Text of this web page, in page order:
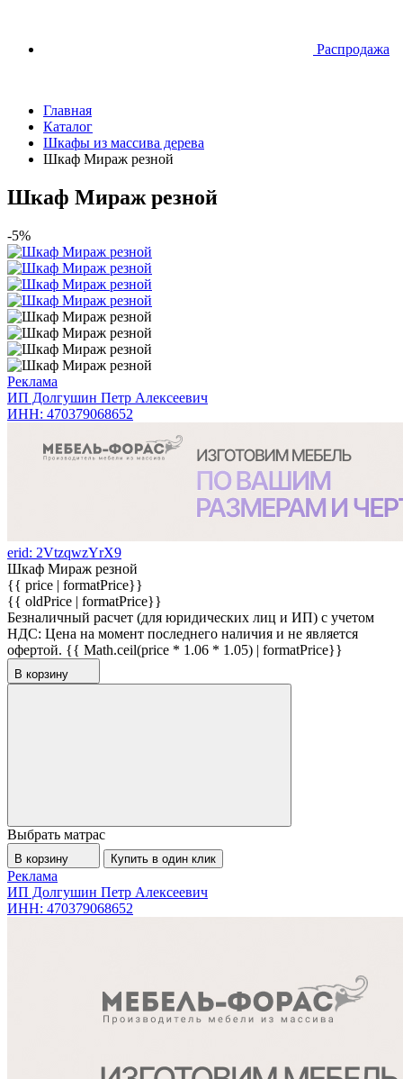
Распродажа
Главная
Каталог
Шкафы из массива дерева
Шкаф Мираж резной
Шкаф Мираж резной
-5%
Реклама
ИП Долгушин Петр Алексеевич
ИНН: 470379068652
erid: 2VtzqwzYrX9
Шкаф Мираж резной
{{ price | formatPrice}}
{{ oldPrice | formatPrice}}
Безналичный расчет (для юридических лиц и ИП) с учетом
НДС: Цена на момент последнего наличия и не является
офертой. {{ Math.ceil(price * 1.06 * 1.05) | formatPrice}}
В корзину
Выбрать матрас
В корзину Купить в один клик
Реклама
ИП Долгушин Петр Алексеевич
ИНН: 470379068652